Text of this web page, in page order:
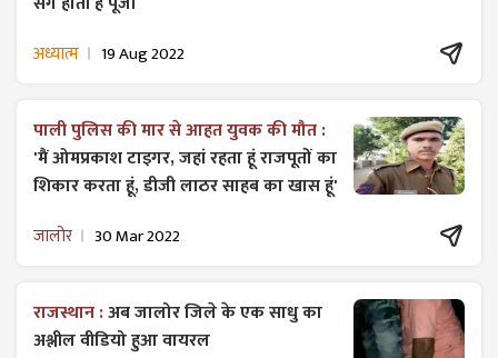
अध्यात्म 19 Aug 2022
पाली पुलिस की मार से आहत युवक की मौत :
'मैं ओमप्रकाश टाइगर, जहां रहता हूं राजपूतों का
शिकार करता हूं, डीजी लाठर साहब का खास हूं'
जालोर 30 Mar 2022
राजस्थान :अब जालोर जिले के एक साधु का
अश्लील वीडियो हुआ वायरल